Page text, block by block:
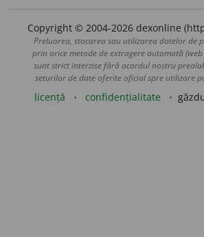
Copyright © 2004-2026 dexonline
Preluarea, stocarea sau utilizarea datelor de
prin orice metode de extragere automată
sunt strict interzise fără acordul nostru
seturilor de date oferite oficial spre utilizare
licență confidențialitate